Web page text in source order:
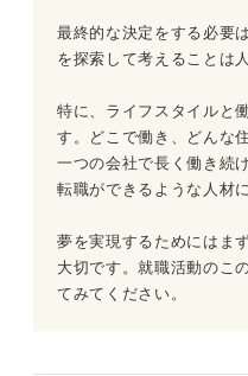
最終的な決定をする必要
を探索して考えることは
特に、ライフスタイルと
す。どこで働き、どんな
一つの会社で長く働き続
転職ができるような人材
夢を実現するためにはま
大切です。就職活動のこ
てみてください。